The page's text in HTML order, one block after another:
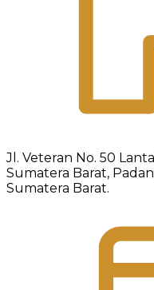
Jl. Veteran No. 50
Sumatera Barat,
Sumatera Barat.